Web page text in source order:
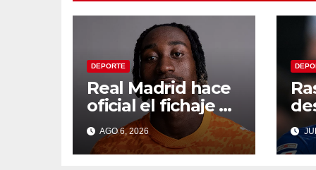
DEPORTE
Real Madrid hace
oficial el fichaje de
Yan Diomande
AGO 6, 2026